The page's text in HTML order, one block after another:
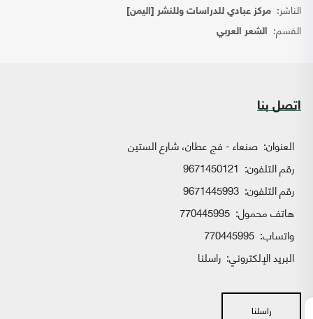
الناشر: مركز عبادي للدراسات وللنشر [اليمن]
القسم: الشعر العربي
اتصل بنا
العنوان: صنعاء - فج عطان، شارع الستين
رقم التلفون: 9671450121
رقم التلفون: 9671445993
هاتف محمول: 770445995
واتساب:
البريد الإلكتروني: راسلنا
راسلنا